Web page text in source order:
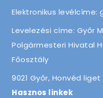
Elektronikus levélcíme:
Levelezési címe: Győr
Polgármesteri Hivatal
Főosztály
9021 Győr, Honvéd liget
Hasznos linkek